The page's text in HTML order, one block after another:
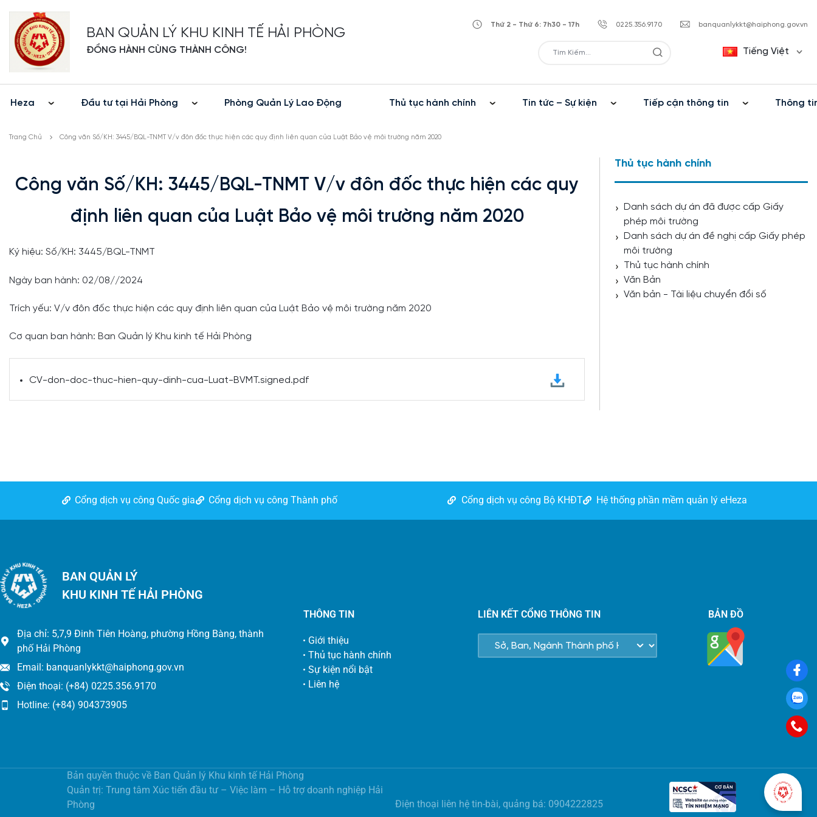
BAN QUẢN LÝ KHU KINH TẾ HẢI PHÒNG
ĐỒNG HÀNH CÙNG THÀNH CÔNG!
Thứ 2 - Thứ 6: 7h30 - 17h 0225.356.9170 banquanlykkt@haiphong.gov.vn
Tiếng Việt
Heza Đầu tư tại Hải Phòng Phòng Quản Lý Lao Động Thủ tục hành chính Tin tức – Sự kiện Tiếp cận thông tin Thông
Trang Chủ Công văn Số/KH: 3445/BQL-TNMT V/v đôn đốc thực hiện các quy định liên quan của Luật Bảo vệ môi trường năm 2020
Công văn Số/KH: 3445/BQL-TNMT V/v đôn đốc thực hiện các quy
định liên quan của Luật Bảo vệ môi trường năm 2020
Ký hiệu: Số/KH: 3445/BQL-TNMT
Ngày ban hành: 02/08//2024
Trích yếu: V/v đôn đốc thực hiện các quy định liên quan của Luật Bảo vệ môi trường năm 2020
Cơ quan ban hành: Ban Quản lý Khu kinh tế Hải Phòng
CV-don-doc-thuc-hien-quy-dinh-cua-Luat-BVMT.signed.pdf
Thủ tục hành chính
Danh sách dự án đã được cấp Giấy
phép môi trường
Danh sách dự án đề nghị cấp Giấy phép
môi trường
Thủ tục hành chính
Văn Bản
Văn bản - Tài liệu chuyển đổi số
Cổng dịch vụ công Quốc gia Cổng dịch vụ công Thành phố Cổng dịch vụ công Bộ KHĐT Hệ thống phần mềm quản lý eHeza
BAN QUẢN LÝ
KHU KINH TẾ HẢI PHÒNG
Địa chỉ: 5,7,9 Đinh Tiên Hoàng, phường Hồng Bàng, thành
phố Hải Phòng
Email: banquanlykkt@haiphong.gov.vn
Điện thoại: (+84) 0225.356.9170
Hotline: (+84) 904373905
THÔNG TIN
Giới thiệu
Thủ tục hành chính
Sự kiện nổi bật
Liên hệ
LIÊN KẾT CỔNG THÔNG TIN BẢN ĐỒ
Bản quyền thuộc về Ban Quản lý Khu kinh tế Hải Phòng
Quản trị: Trung tâm Xúc tiến đầu tư – Việc làm – Hỗ trợ doanh nghiệp Hải
Phòng
Điện thoại liên hệ tin-bài, quảng bá: 0904222825